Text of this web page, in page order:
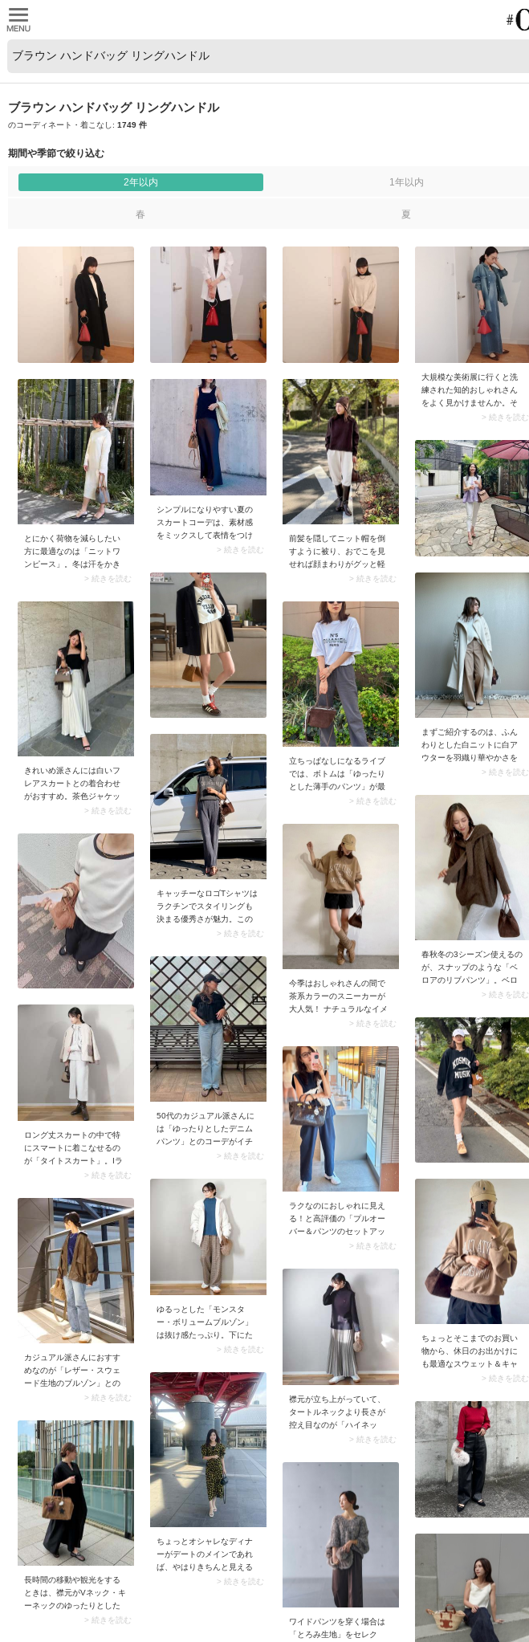
ブラウン ハンドバッグ リングハンドル
のコーディネート・着こなし: 1749 件
期間や季節で絞り込む
2年以内 1年以内
春 夏
大規模な美術展に行くと洗
練された知的おしゃれさん
をよく見かけませんか。そ
んな人々の一員になれそう
も楽しいはずです。例え
ば、同色デニムのワンピー
ス×オーバーサイズシャツの
デニムオンデニムコーデで
自分らしいおしゃれをアピ
ール。キャッチーな小物を
合わせてセンスよくまとめ
ると素敵！
> 続きを読む
とにかく荷物を減らしたい
方に最適なのは「ニットワ
ンピース」。冬は汗をかき
にくいこともあり、インナ
る優れものです。2日とも同
じ服なのはちょっと……と
いう場合は、タイツ・靴下
のデザインや小物を変えて
印象チェンジ。そのほかネ
ックレスやスカーフを使う
ときれいめ感が増し、50代
の装いに馴染みます。
> 続きを読む
シンプルになりやすい夏の
スカートコーデは、素材感
をミックスして表情をつけ
ると一気にシャレ見え。例
シャギーな黒タンクトップ
を合わせれば、ワンカラー
で奥行きのあるスタイリン
グに仕上がります。サテン
素材はツヤがあるからこ
そ、異素材とのコントラス
トが引き立ち華やかな印象
に。プレーンな着合わせで
も地味見えしない、大人に
ぴったりな夏コーデが完成
します。
> 続きを読む
前髪を隠してニット帽を倒
すように被り、おでこを見
せれば顔まわりがグッと軽
やかに。前髪ありで被った
増すのが魅力です。耳はニ
ット帽から出さず、半分よ
り下くらいから見えている
とグッドバランス。ミディ
アム～ロングへアの場合は
耳にかけず、そのままかぶ
ってもOKです。
> 続きを読む
まずご紹介するのは、ふん
わりとした白ニットに白ア
ウターを羽織り華やかさを
演出しながら、チノパンで
こちらのコーデ。白とベー
ジュのまろやかな色合い
が、大人ならではの上品さ
を引き立てます。
> 続きを読む
きれいめ派さんには白いフ
レアスカートとの着合わせ
がおすすめ。茶色ジャケッ
トの落ち着きはそのまま
と揺れ感から春らしさをプ
ラスできます。インナーに
はシンプルなキャミソー
ル、足元はサンダルをチョ
イス。適度に肌見せして抜
け感を出すのがあか抜けの
コツです。
> 続きを読む
立ちっぱなしになるライブ
では、ボトムは「ゆったり
とした薄手のパンツ」が最
適解。薄めの素材で取り入
快適に過ごせます。ゆとり
のあるシルエットに加えて
ストレッチ性も備えている
パンツを選ぶと動きやすい
ですよ。
> 続きを読む
キャッチーなロゴTシャツは
ラクチンでスタイリングも
決まる優秀さが魅力。この
夏は、雰囲気のある着こな
ライクな風合いを選ぶのが
おすすめ。リラクシーなボ
トムを合わせて抜け感たっ
ぷりにまとめるのが今の気
分です。
> 続きを読む
春秋冬の3シーズン使えるの
が、スナップのような「ベ
ロアのリブパンツ」。ベロ
ア独特のとろみ感とリブ仕
ほっそり見えますよ。オー
バーサイズのトップスを合
わせるとバランスのいい着
こなしに。
> 続きを読む
今季はおしゃれさんの間で
茶系カラーのスニーカーが
大人気！ ナチュラルなイメ
ージが逆にトレンドになっ
を新調する予定の方は、秋
らしさ全開に装える茶系ス
ニーカーをぜひ選んでみて
は。
> 続きを読む
50代のカジュアル派さんに
は「ゆったりとしたデニム
パンツ」とのコーデがイチ
押し。ゆったりめのデニム
のラインを拾わない優れモ
ノ。ここにスナップのよう
なドッキングTシャツやバン
ドカラーブラウスを合わせ
ると、コーデにお出かけ感
が加わります。
> 続きを読む
ロング丈スカートの中で特
にスマートに着こなせるの
が「タイトスカート」。Iラ
インのスカートとロングブ
ットに。加えておすすめな
のがスリット入りのスカー
トを選ぶこと。足の可動域
が広がって歩きやすくなる
上に、抜け感のある装いに
決まります。
> 続きを読む
ラクなのにおしゃれに見え
る！と高評価の「プルオー
バー＆パンツのセットアッ
プ」。ミニマルなデザイン
っぷりで、アクセサリー映
えも抜群。シンプルながら
コーデがサマになります。
> 続きを読む
ゆるっとした「モンスタ
ー・ボリュームブルゾン」
は抜け感たっぷり。下にた
っぷり着込んでもパツパツ
ットを着るときのアウター
として役立ちます。あった
かくリラクシーに決まると
あり、冬にはぴったり！
> 続きを読む
ちょっとそこまでのお買い
物から、休日のお出かけに
も最適なスウェット＆キャ
ップのブラウンコーデに足
ュームピアス。それだけで
たちまちワンランク上の着
こなしに。縦にボリューム
のあるデザインは華やかな
印象になりすぎないのも大
人向きです。
> 続きを読む
カジュアル派さんにおすす
めなのが「レザー・スウェ
ード生地のブルゾン」との
着合わせ。薄色デニムパン
ージ感が引き立ち、こなれ
た装いに。ブルゾンの下に
ダークカラーのニットをイ
ンすると冬の装いにしっく
りマッチします。
> 続きを読む
襟元が立ち上がっていて、
タートルネックより長さが
控え目なのが「ハイネッ
ク」。首元を折らずに着る
魅力です。襟元は短めだけ
い風が入りにくくなり、寒
さ対策にうってつけ。
> 続きを読む
ちょっとオシャレなディナ
ーがデートのメインであれ
ば、やはりきちんと見える
服装が安心です。ボディラ
> 続きを読む
長時間の移動や観光をする
ときは、襟元がVネック・キ
ーネックのゆったりとした
ワンピースがおすすめ。鋭
> 続きを読む
ワイドパンツを穿く場合は
「とろみ生地」をセレク